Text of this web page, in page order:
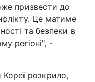
призвести до
Це матиме
та безпеки в
регіоні", -
розкрило,